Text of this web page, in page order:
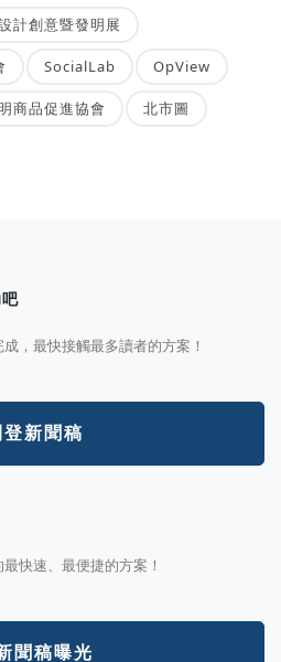
計創意暨發明展
SocialLab OpView
商品促進協會 北市圖
，最快接觸最多讀者的方案！
新聞稿
快速、最便捷的方案！
聞稿曝光